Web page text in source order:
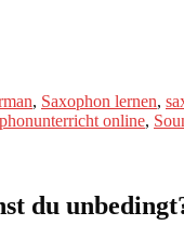
, Saxophon lernen,
online,
du